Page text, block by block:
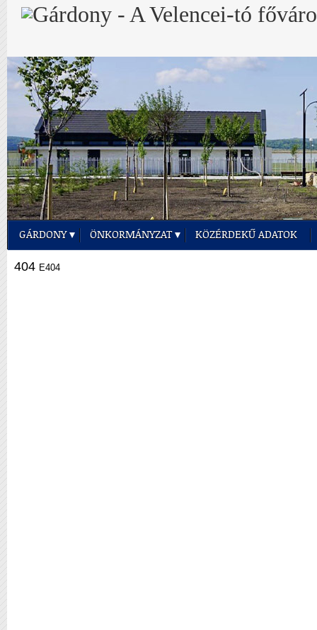
GÁRDONY ÖNKORMÁNYZAT KÖZÉRDEKŰ ADATOK
404 E404